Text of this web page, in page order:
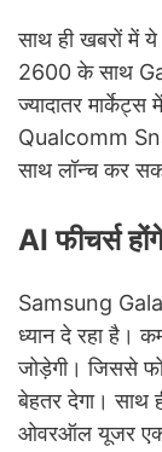
साथ ही खबरों में ये
2600 के साथ
ज्यादातर
Qualcomm
साथ लॉन्च कर
AI फीचर्स
Samsung
ध्यान दे रहा है।
जोड़ेगी। जिससे
बेहतर देगा। साथ
ओवरऑल यूजर